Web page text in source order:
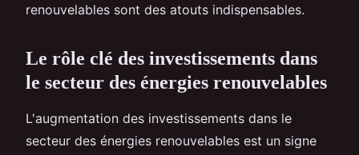
renouvelables sont des atouts indispensables.
Le rôle clé des investissements dans
le secteur des énergies renouvelables
L'augmentation des investissements dans le
secteur des énergies renouvelables est un signe